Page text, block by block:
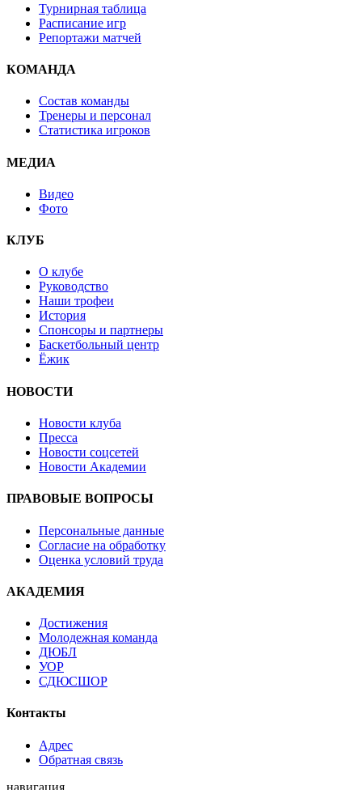
Турнирная таблица
Расписание игр
Репортажи матчей
КОМАНДА
Состав команды
Тренеры и персонал
Статистика игроков
МЕДИА
Видео
Фото
КЛУБ
О клубе
Руководство
Наши трофеи
История
Спонсоры и партнеры
Баскетбольный центр
Ёжик
НОВОСТИ
Новости клуба
Пресса
Новости соцсетей
Новости Академии
ПРАВОВЫЕ ВОПРОСЫ
Персональные данные
Согласие на обработку
Оценка условий труда
АКАДЕМИЯ
Достижения
Молодежная команда
ДЮБЛ
УОР
СДЮСШОР
Контакты
Адрес
Обратная связь
навигация